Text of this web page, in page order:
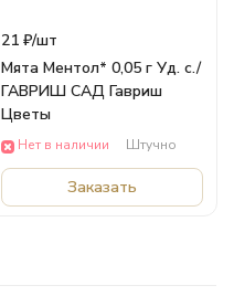
21 ₽/шт
Мята Ментол* 0,05 г Уд. с./
ГАВРИШ САД Гавриш
Цветы
Нет в наличии Штучно
Заказать